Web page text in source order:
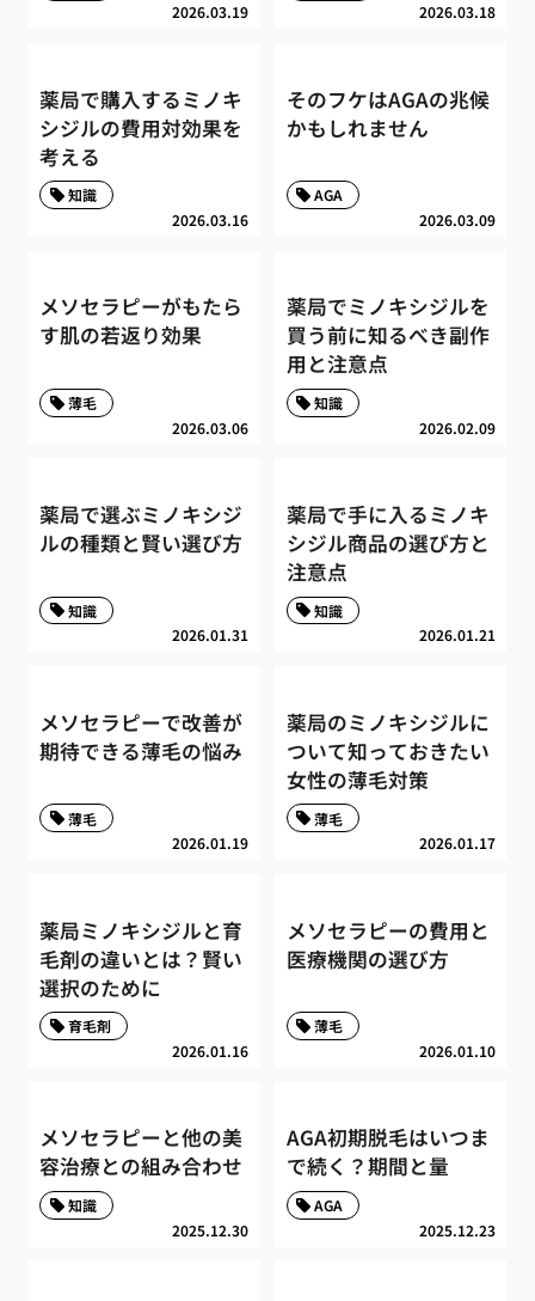
2026.03.19 2026.03.18
薬局で購入するミノキ
シジルの費用対効果を
考える
2026.03.16
知識
そのフケはAGAの兆候
かもしれません
2026.03.09
AGA
メソセラピーがもたら
す肌の若返り効果
2026.03.06
薄毛
薬局でミノキシジルを
買う前に知るべき副作
用と注意点
2026.02.09
知識
薬局で選ぶミノキシジ
ルの種類と賢い選び方
2026.01.31
知識
薬局で手に入るミノキ
シジル商品の選び方と
注意点
2026.01.21
知識
メソセラピーで改善が
期待できる薄毛の悩み
2026.01.19
薄毛
薬局のミノキシジルに
ついて知っておきたい
女性の薄毛対策
2026.01.17
薄毛
薬局ミノキシジルと育
毛剤の違いとは？賢い
選択のために
2026.01.16
育毛剤
メソセラピーの費用と
医療機関の選び方
2026.01.10
薄毛
メソセラピーと他の美
容治療との組み合わせ
2025.12.30
知識
AGA初期脱毛はいつま
で続く？期間と量
2025.12.23
AGA